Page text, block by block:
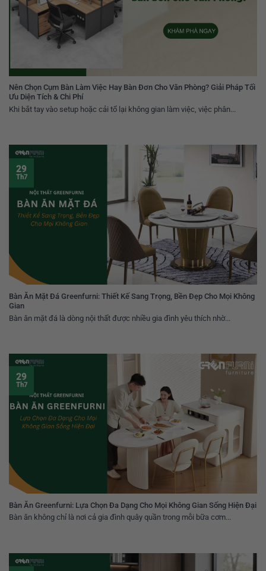
Nên Chọn Cụm Bàn Làm Việc Hay Bàn Đơn Cho Văn Phòng? Giải Pháp Tối
Ưu Diện Tích & Chi Phí
Khi bắt tay vào setup hoặc cải tổ lại không gian làm việc, việc phân...
Bàn Ăn Mặt Đá Greenfurni: Thiết Kế Sang Trọng, Bền Đẹp Cho Mọi Không
Gian
Bàn ăn mặt đá là dòng nội thất được nhiều gia đình yêu thích nhờ...
29
Th7
Bàn Ăn Greenfurni: Lựa Chọn Đa Dạng Cho Mọi Không Gian Sống Hiện Đại
Bàn ăn không chỉ là nơi cả gia đình quây quần trong mỗi bữa cơm...
29
Th7